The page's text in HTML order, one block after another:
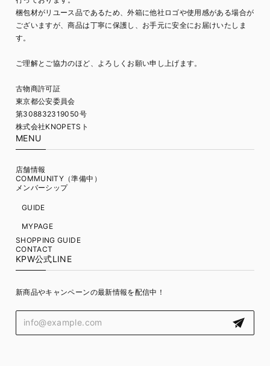
梱包材がリユース品であるため、外箱に他社ロゴや使用感がある場合が
ございますが、商品は丁寧に保護し、お手元に安全にお届けいたしま
す。
ご理解とご協力のほど、よろしくお願い申し上げます。
古物商許可証
東京都公安委員会
第308832319050号
株式会社KNOPETSト
MENU
店舗情報
COMMUNITY（準備中）
メンバーシップ
GUIDE
MYPAGE
SHOPPING GUIDE
CONTACT
KPW公式LINE
新商品やキャンペーンの最新情報を配信中！